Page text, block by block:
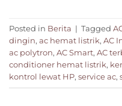
Posted in Berita | Tagged
dingin, ac hemat listrik, AC
ac polytron, AC Smart, AC
conditioner hemat listrik,
kontrol lewat HP, service ac,